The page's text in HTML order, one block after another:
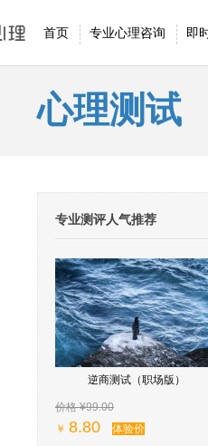
首页 专业心理咨询 即
心理测试
专业测评人气推荐
逆商测试（职场版）
价格 ¥99.00
￥ 8.80 体验价